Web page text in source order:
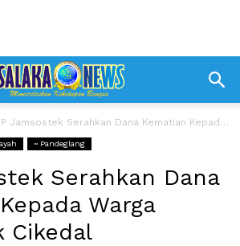
Jamsostek Serahkan Dana Kematian Kepada Warga Dagocarek Cikedal
~ Pandeglang
Serahkan Dana
Warga
Cikedal